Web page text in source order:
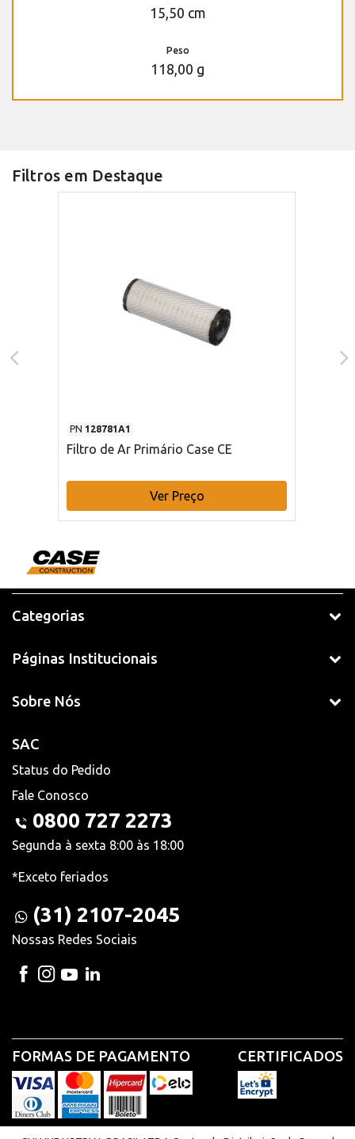
15,50 cm
Peso
118,00 g
Filtros em Destaque
PN 128781A1
Filtro de Ar Primário Case CE
Ver Preço
Categorias
Páginas Institucionais
Sobre Nós
SAC
Status do Pedido
Fale Conosco
0800 727 2273
Segunda à sexta 8:00 às 18:00
*Exceto feriados
(31) 2107-2045
Nossas Redes Sociais
FORMAS DE PAGAMENTO CERTIFICADOS